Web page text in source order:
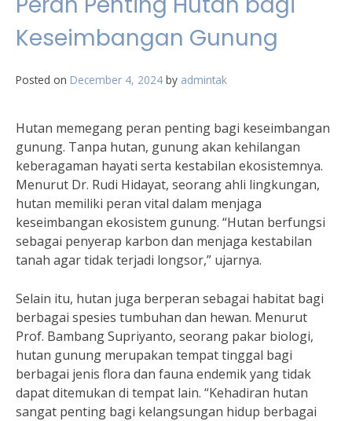
Keseimbangan Gunung
Posted on December 4, 2024 by admintak
Hutan memegang peran penting bagi keseimbangan
gunung. Tanpa hutan, gunung akan kehilangan
keberagaman hayati serta kestabilan ekosistemnya.
Menurut Dr. Rudi Hidayat, seorang ahli lingkungan,
hutan memiliki peran vital dalam menjaga
keseimbangan ekosistem gunung. “Hutan berfungsi
sebagai penyerap karbon dan menjaga kestabilan
tanah agar tidak terjadi longsor,” ujarnya.
Selain itu, hutan juga berperan sebagai habitat bagi
berbagai spesies tumbuhan dan hewan. Menurut
Prof. Bambang Supriyanto, seorang pakar biologi,
hutan gunung merupakan tempat tinggal bagi
berbagai jenis flora dan fauna endemik yang tidak
dapat ditemukan di tempat lain. “Kehadiran hutan
sangat penting bagi kelangsungan hidup berbagai